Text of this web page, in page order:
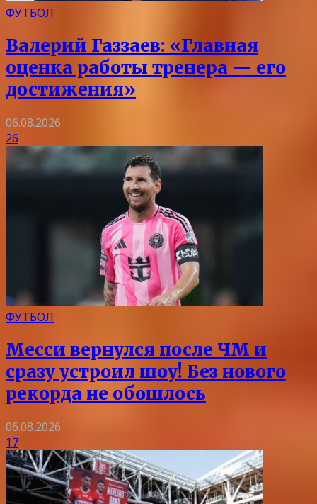
ФУТБОЛ
Валерий Газзаев: «Главная
оценка работы тренера — его
достижения»
06.08.2026
26
ФУТБОЛ
Месси вернулся после ЧМ и
сразу устроил шоу! Без нового
рекорда не обошлось
06.08.2026
17